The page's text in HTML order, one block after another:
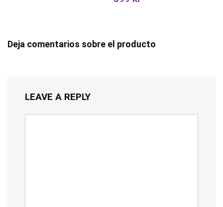
Deja comentarios sobre el producto
LEAVE A REPLY